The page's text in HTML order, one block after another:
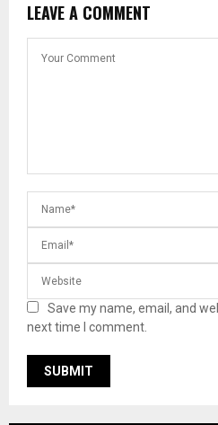
LEAVE A COMMENT
Save my name, email, and
next time I comment.